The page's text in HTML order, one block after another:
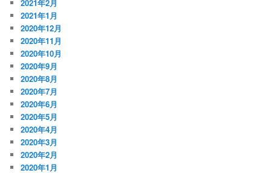
2021年2月
2021年1月
2020年12月
2020年11月
2020年10月
2020年9月
2020年8月
2020年7月
2020年6月
2020年5月
2020年4月
2020年3月
2020年2月
2020年1月